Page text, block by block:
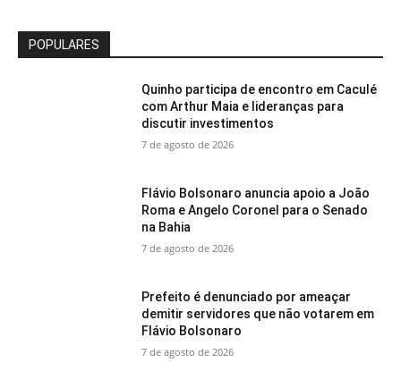
POPULARES
Quinho participa de encontro em Caculé
com Arthur Maia e lideranças para
discutir investimentos
7 de agosto de 2026
Flávio Bolsonaro anuncia apoio a João
Roma e Angelo Coronel para o Senado
na Bahia
7 de agosto de 2026
Prefeito é denunciado por ameaçar
demitir servidores que não votarem em
Flávio Bolsonaro
7 de agosto de 2026